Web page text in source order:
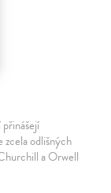
zcela odlišných
a Orwell